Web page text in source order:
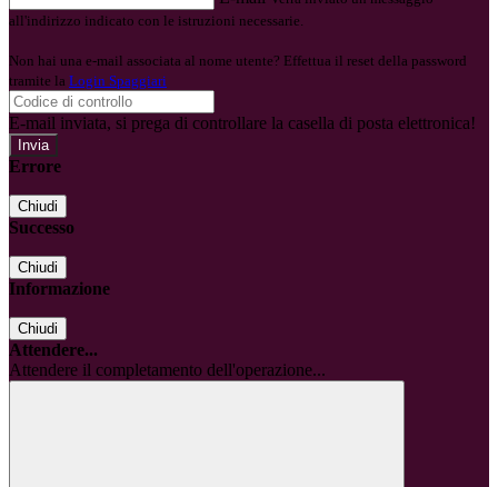
all'indirizzo indicato con le istruzioni necessarie.
Non hai una e-mail associata al nome utente? Effettua il reset della password
tramite la Login Spaggiari
E-mail inviata, si prega di controllare la casella di posta elettronica!
Errore
Chiudi
Successo
Chiudi
Informazione
Chiudi
Attendere...
Attendere il completamento dell'operazione...